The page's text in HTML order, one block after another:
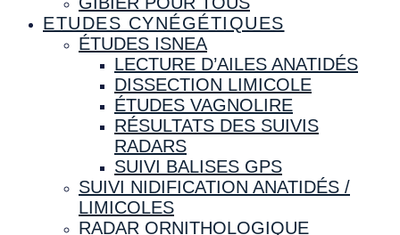
ETUDES CYNÉGÉTIQUES
ÉTUDES ISNEA
LECTURE D’AILES ANATIDÉS
DISSECTION LIMICOLE
ÉTUDES VAGNOLIRE
RÉSULTATS DES SUIVIS
RADARS
SUIVI BALISES GPS
SUIVI NIDIFICATION ANATIDÉS /
LIMICOLES
RADAR ORNITHOLOGIQUE